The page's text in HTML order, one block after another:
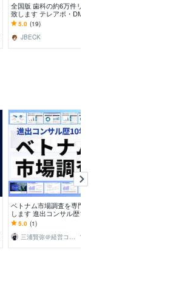
全国版 歯科の約6万件リスト販売
致します テレアポ・DM・訪問営
業に最適なアタックリストで新規
顧客開拓
5.0 (19)
JBECK
ベトナム市場調査を専門家が代行
します 進出コンサル歴10年・現
地取材に基づくレポート
5.0 (1)
三浦賢弥＠経営コンサルタント
10,000